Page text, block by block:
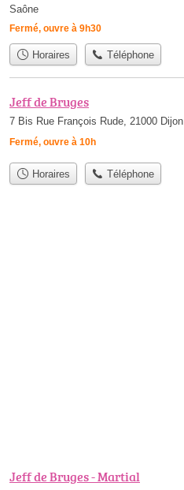
Saône
Fermé, ouvre à 9h30
Horaires Téléphone
Jeff de Bruges
7 Bis Rue François Rude, 21000 Dijon
Fermé, ouvre à 10h
Horaires Téléphone
Jeff de Bruges - Martial